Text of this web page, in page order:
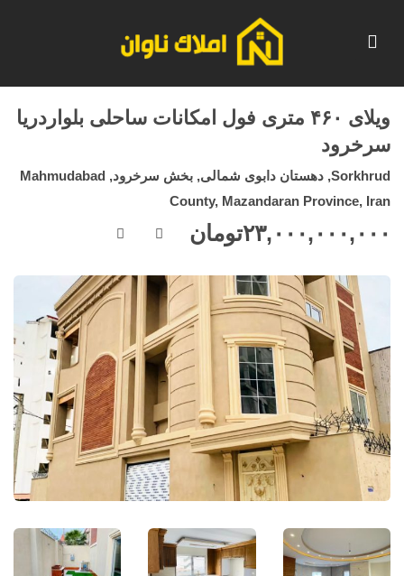
ویلای ۴۶۰ متری فول امکانات ساحلی بلواردریا
سرخرود
Sorkhrud, دهستان دابوی شمالی, بخش سرخرود, Mahmudabad
County, Mazandaran Province, Iran
۲۳,۰۰۰,۰۰۰,۰۰۰تومان